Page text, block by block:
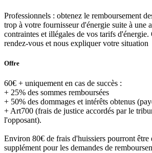
Professionnels : obtenez le remboursement
trop à votre fournisseur d'énergie suite à une
contraintes et illégales de vos tarifs
rendez-vous et nous expliquer votre situation
Offre
60€ + uniquement en cas de succès :
+ 25% des sommes remboursées
+ 50% des dommages et intérêts obtenus
+ Art700 (frais de justice accordés par le
l'opposant).
Environ 80€ de frais d'huissiers pourront être
supplément pour les demandes de